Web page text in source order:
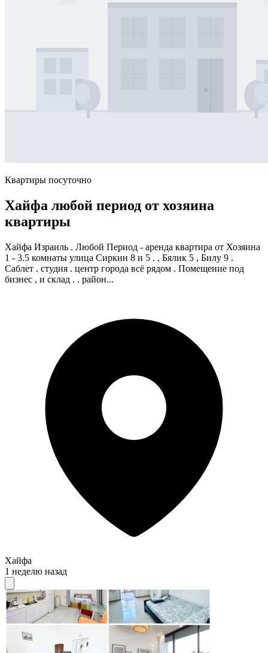
Квартиры посуточно
Хайфа любой период от хозяина
квартиры
Хайфа Израиль . Любой Период - аренда квартира от Хозяина
1 - 3.5 комнаты улица Сиркин 8 и 5 . , Бялик 5 , Билу 9 .
Саблет . студия . центр города всё рядом . Помещение под
бизнес , и склад . . район...
Хайфа
1 неделю назад